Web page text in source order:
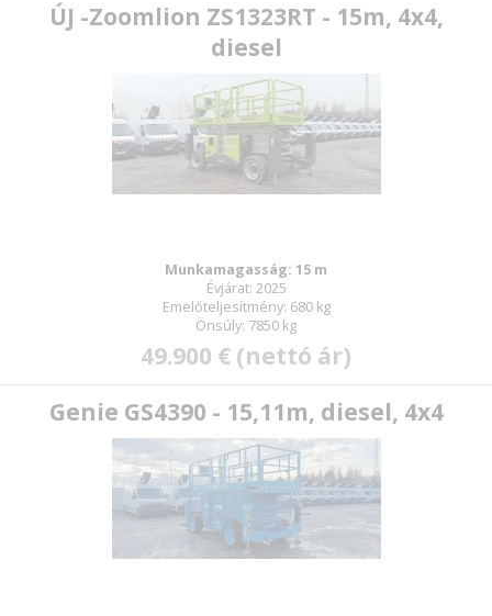
ÚJ -Zoomlion ZS1323RT - 15m, 4x4,
diesel
Munkamagasság: 15 m
Évjárat: 2025
Emelőteljesítmény: 680 kg
Önsúly: 7850 kg
49.900 € (nettó ár)
Genie GS4390 - 15,11m, diesel, 4x4